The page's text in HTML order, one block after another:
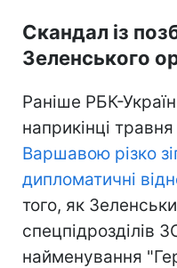
Скандал із
Зеленського
Раніше РБК-
наприкінці травня
Варшавою різко
дипломатичні
того, як
спецпідрозділів
найменування